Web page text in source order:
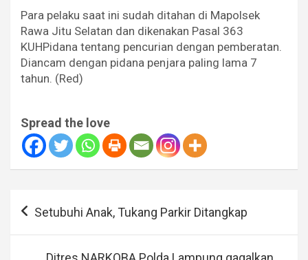
Para pelaku saat ini sudah ditahan di Mapolsek
Rawa Jitu Selatan dan dikenakan Pasal 363
KUHPidana tentang pencurian dengan pemberatan.
Diancam dengan pidana penjara paling lama 7
tahun. (Red)
Spread the love
posSetubuhi Anak, Tukang Parkir Ditangkap